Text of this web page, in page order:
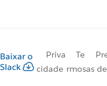
Baixar o
Slack
Priva
cidade
Te
rmosas